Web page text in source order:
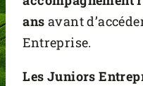
ans avant
Entreprise.
Les Juniors